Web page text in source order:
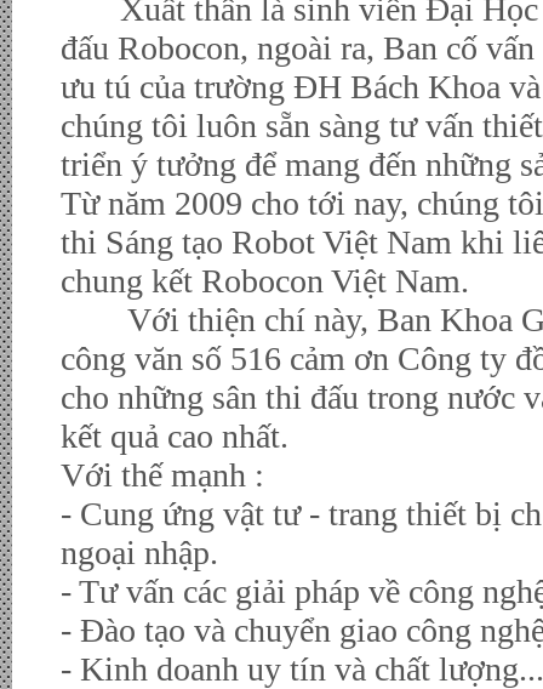
Xuất thân là sinh viên Đại Học
đấu Robocon, ngoài ra, Ban cố
ưu tú của trường ĐH Bách Khoa
chúng tôi luôn sẵn sàng tư vấn
triển ý tưởng để mang đến những
Từ năm 2009 cho tới nay, chúng
thi Sáng tạo Robot Việt Nam khi
chung kết Robocon Việt Nam.
Với thiện chí này, Ban Khoa
công văn số 516 cảm ơn Công ty
cho những sân thi đấu trong nước
kết quả cao nhất.
Với thế mạnh :
- Cung ứng vật tư - trang thiết bị
ngoại nhập.
- Tư vấn các giải pháp về công
- Đào tạo và chuyển giao công
- Kinh doanh uy tín và chất